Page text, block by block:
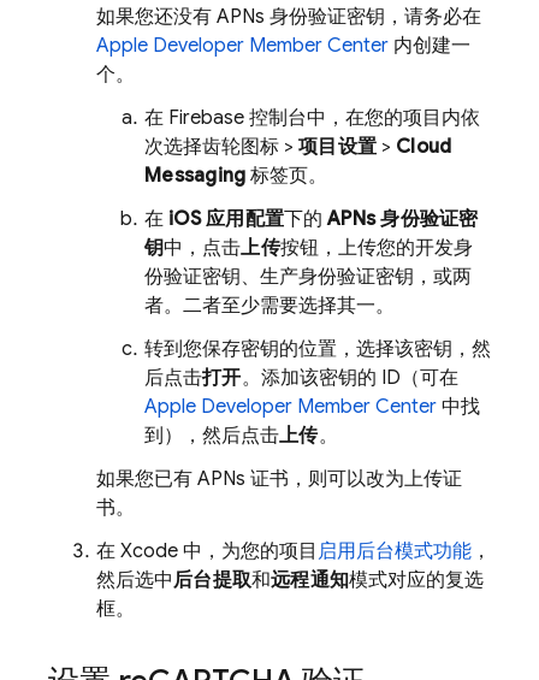
如果您还没有 APNs 身份验证密钥，请务必在
Apple Developer Member Center 内创建一
个。
在 Firebase 控制台中，在您的项目内依
次选择齿轮图标 > 项目设置 > Cloud
Messaging 标签页。
在 iOS 应用配置下的APNs 身份验证密
钥中，点击上传按钮，上传您的开发身
份验证密钥、生产身份验证密钥，或两
者。二者至少需要选择其一。
转到您保存密钥的位置，选择该密钥，然
后点击打开。添加该密钥的 ID（可在
Apple Developer Member Center 中找
到），然后点击上传。
如果您已有 APNs 证书，则可以改为上传证
书。
在 Xcode 中，为您的项目 启用后台模式功能 ，
然后选中后台提取和远程通知模式对应的复选
框。